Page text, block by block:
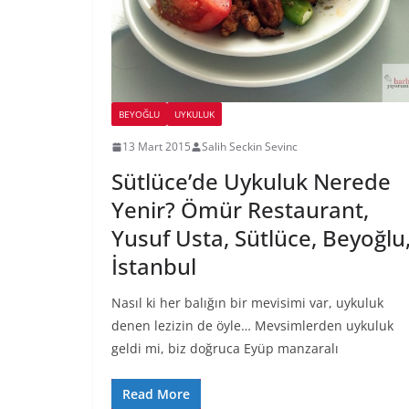
BEYOĞLU UYKULUK
13 Mart 2015 Salih Seckin Sevinc
Sütlüce’de Uykuluk Nerede
Yenir? Ömür Restaurant,
Yusuf Usta, Sütlüce,
İstanbul
Nasıl ki her balığın bir mevisimi var, uykuluk
denen lezizin de öyle… Mevsimlerden uykuluk
geldi mi, biz doğruca Eyüp manzaralı
Read More